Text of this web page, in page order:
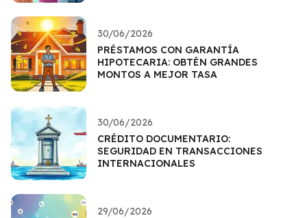
30/06/2026
PRÉSTAMOS CON GARANTÍA
HIPOTECARIA: OBTÉN GRANDES
MONTOS A MEJOR TASA
30/06/2026
CRÉDITO DOCUMENTARIO:
SEGURIDAD EN TRANSACCIONES
INTERNACIONALES
29/06/2026